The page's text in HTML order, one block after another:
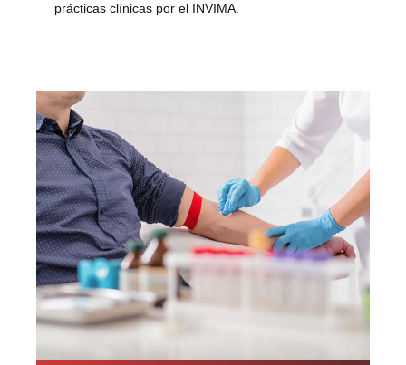
prácticas clínicas por el INVIMA.